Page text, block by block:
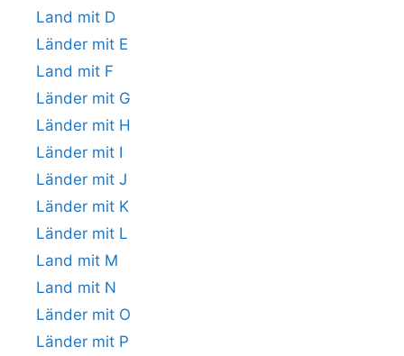
Land mit D
Länder mit E
Land mit F
Länder mit G
Länder mit H
Länder mit I
Länder mit J
Länder mit K
Länder mit L
Land mit M
Land mit N
Länder mit O
Länder mit P